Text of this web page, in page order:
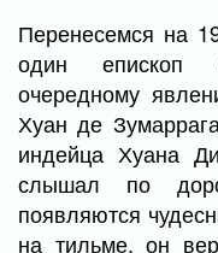
Перенесемся на
один епископ
очередному
Хуан де
индейца Хуана
слышал по
появляются
на тильме, он